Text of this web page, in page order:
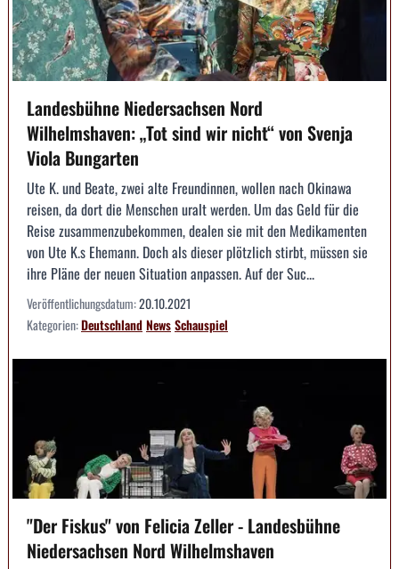
Landesbühne Niedersachsen Nord
Wilhelmshaven: „Tot sind wir nicht“ von Svenja
Viola Bungarten
Ute K. und Beate, zwei alte Freundinnen, wollen nach Okinawa
reisen, da dort die Menschen uralt werden. Um das Geld für die
Reise zusammenzubekommen, dealen sie mit den Medikamenten
von Ute K.s Ehemann. Doch als dieser plötzlich stirbt, müssen sie
ihre Pläne der neuen Situation anpassen. Auf der Suc...
Veröffentlichungsdatum:20.10.2021
Kategorien:DeutschlandNewsSchauspiel
"Der Fiskus" von Felicia Zeller - Landesbühne
Niedersachsen Nord Wilhelmshaven